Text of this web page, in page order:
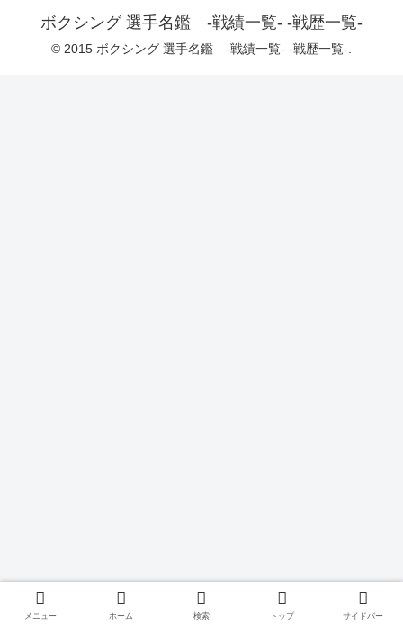
ボクシング 選手名鑑 -戦績一覧- -戦歴一覧-
© 2015 ボクシング 選手名鑑 -戦績一覧- -戦歴一覧-.
メニュー ホーム 検索 トップ サイドバー